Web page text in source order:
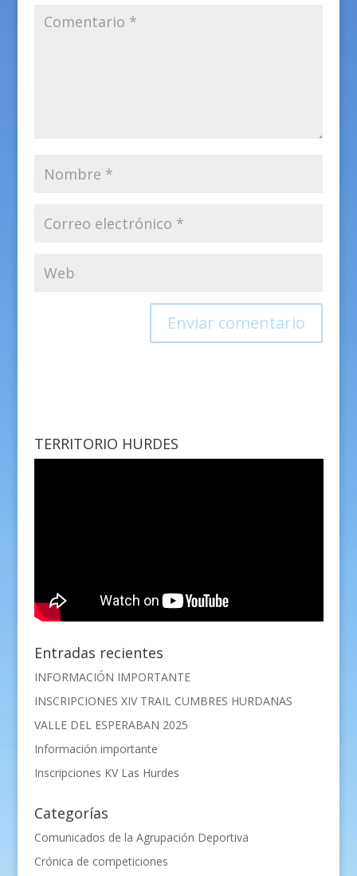
TERRITORIO HURDES
Entradas recientes
INFORMACIÓN IMPORTANTE
INSCRIPCIONES XIV TRAIL CUMBRES HURDANAS
VALLE DEL ESPERABAN 2025
Información importante
Inscripciones KV Las Hurdes
Categorías
Comunicados de la Agrupación Deportiva
Crónica de competiciones